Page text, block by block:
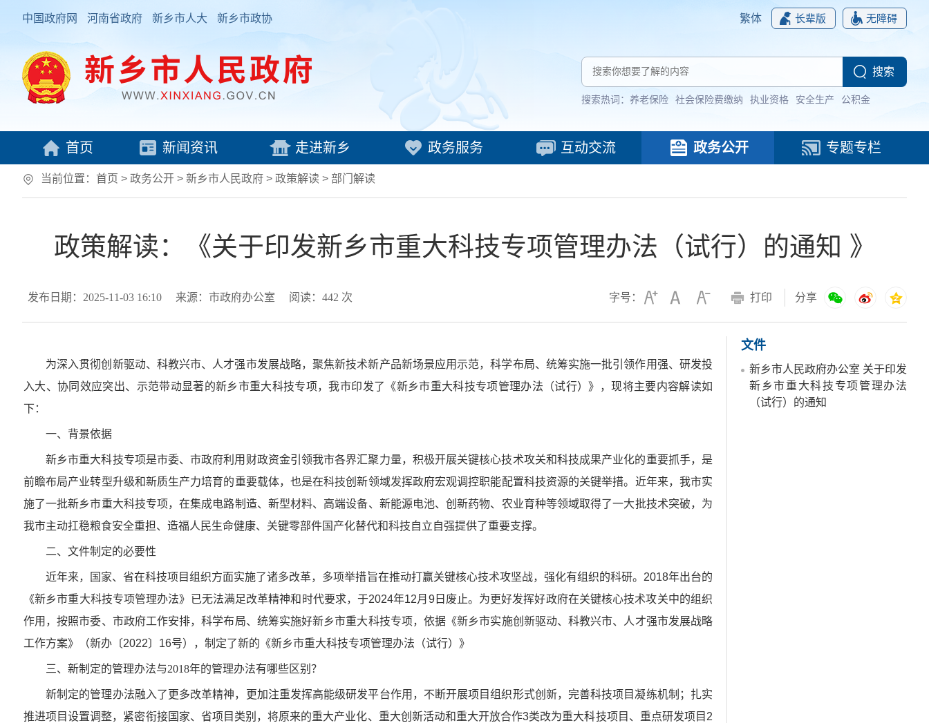
中国政府网 河南省政府 新乡市人大 新乡市政协 繁体 长辈版 无障碍
搜索热词： 养老保险 社会保险费缴纳 执业资格 安全生产 公积金
首页 新闻资讯 走进新乡 政务服务 互动交流 政务公开 专题专栏
当前位置： 首页 > 政务公开 > 新乡市人民政府 > 政策解读 > 部门解读
政策解读：《关于印发新乡市重大科技专项管理办法（试行）的通知 》
发布日期：2025-11-03 16:10 来源：市政府办公室 阅读： 442 次 字号： 打印 分享
为深入贯彻创新驱动、科教兴市、人才强市发展战略，聚焦新技术新产品新场景应用示范，科学布局、统筹实施一批引领作用强、研发投
入大、协同效应突出、示范带动显著的新乡市重大科技专项，我市印发了《新乡市重大科技专项管理办法（试行）》，现将主要内容解读如
下：
一、背景依据
新乡市重大科技专项是市委、市政府利用财政资金引领我市各界汇聚力量，积极开展关键核心技术攻关和科技成果产业化的重要抓手，是
前瞻布局产业转型升级和新质生产力培育的重要载体，也是在科技创新领域发挥政府宏观调控职能配置科技资源的关键举措。近年来，我市实
施了一批新乡市重大科技专项，在集成电路制造、新型材料、高端设备、新能源电池、创新药物、农业育种等领域取得了一大批技术突破，为
我市主动扛稳粮食安全重担、造福人民生命健康、关键零部件国产化替代和科技自立自强提供了重要支撑。
二、文件制定的必要性
近年来，国家、省在科技项目组织方面实施了诸多改革，多项举措旨在推动打赢关键核心技术攻坚战，强化有组织的科研。2018年出台的
《新乡市重大科技专项管理办法》已无法满足改革精神和时代要求，于2024年12月9日废止。为更好发挥好政府在关键核心技术攻关中的组织
作用，按照市委、市政府工作安排，科学布局、统筹实施好新乡市重大科技专项，依据《新乡市实施创新驱动、科教兴市、人才强市发展战略
工作方案》（新办〔2022〕16号），制定了新的《新乡市重大科技专项管理办法（试行）》
三、新制定的管理办法与2018年的管理办法有哪些区别？
新制定的管理办法融入了更多改革精神，更加注重发挥高能级研发平台作用，不断开展项目组织形式创新，完善科技项目凝练机制；扎实
推进项目设置调整，紧密衔接国家、省项目类别，将原来的重大产业化、重大创新活动和重大开放合作3类改为重大科技项目、重点研发项目2
文件
新乡市人民政府办公室 关于印发
新乡市重大科技专项管理办法
（试行）的通知